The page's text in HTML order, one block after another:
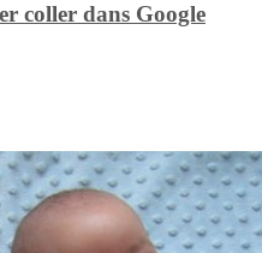
coller dans Google